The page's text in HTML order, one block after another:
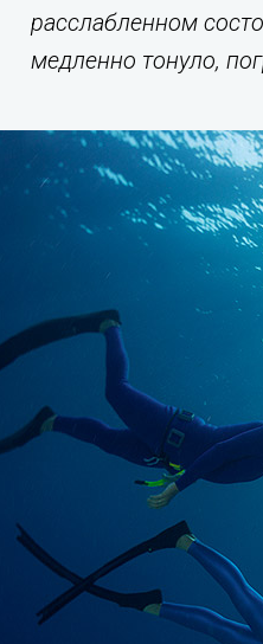
расслабленном
медленно тонуло,